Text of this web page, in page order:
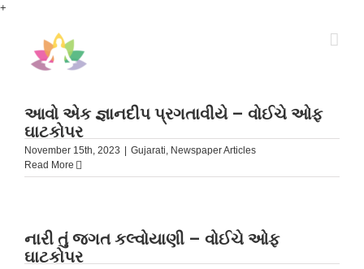
+
આવો એક જ્ઞાનદીપ પ્રગતાવીયે – વોઈચે ઓફ
ઘાટકોપર
November 15th, 2023 Gujarati, Newspaper Articles
Read More
નારી તું જગત કલ્વોયાણી – વોઈચે ઓફ
ઘાટકોપર